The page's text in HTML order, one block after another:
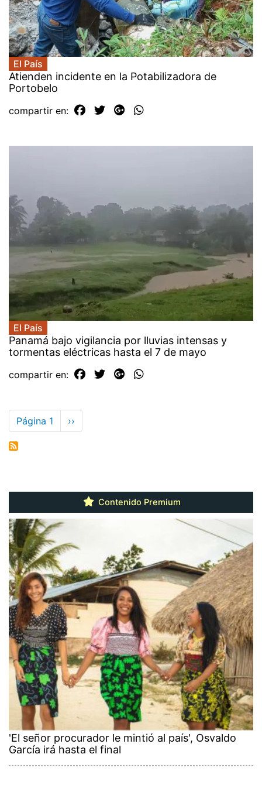
El País
Atienden incidente en la Potabilizadora de
Portobelo
compartir en:
El País
Panamá bajo vigilancia por lluvias intensas y
tormentas eléctricas hasta el 7 de mayo
compartir en:
Paginación
Página 1
Siguiente
página
››
Contenido Premium
'El señor procurador le mintió al país', Osvaldo
García irá hasta el final